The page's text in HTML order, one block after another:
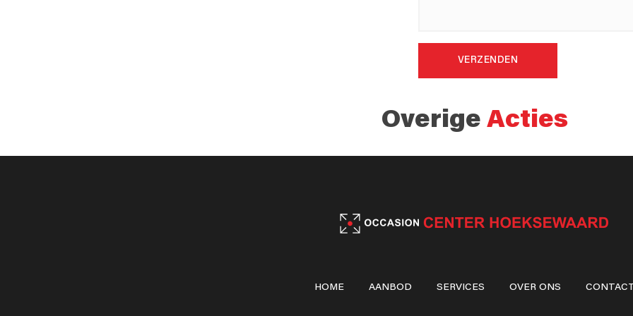
VERZENDEN
Overige Acties
HOME AANBOD SERVICES OVER ONS